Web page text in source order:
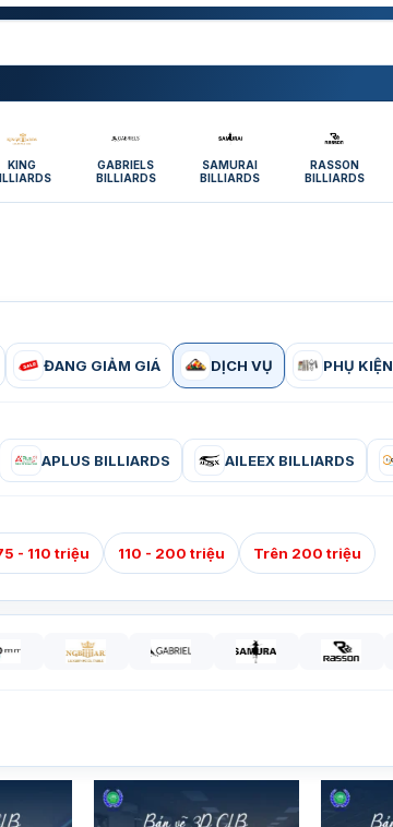
KING
GABRIELS
BILLIARDS
SAMURAI
BILLIARDS
RASSON
BILLIARDS
ĐANG GIẢM GIÁ DỊCH VỤ PHỤ KIỆN
APLUS BILLIARDS AILEEX BILLIARDS
- 110 triệu 110 - 200 triệu Trên 200 triệu